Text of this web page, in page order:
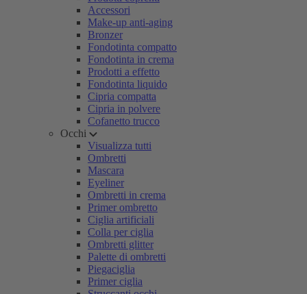
Accessori
Make-up anti-aging
Bronzer
Fondotinta compatto
Fondotinta in crema
Prodotti a effetto
Fondotinta liquido
Cipria compatta
Cipria in polvere
Cofanetto trucco
Occhi
Visualizza tutti
Ombretti
Mascara
Eyeliner
Ombretti in crema
Primer ombretto
Ciglia artificiali
Colla per ciglia
Ombretti glitter
Palette di ombretti
Piegaciglia
Primer ciglia